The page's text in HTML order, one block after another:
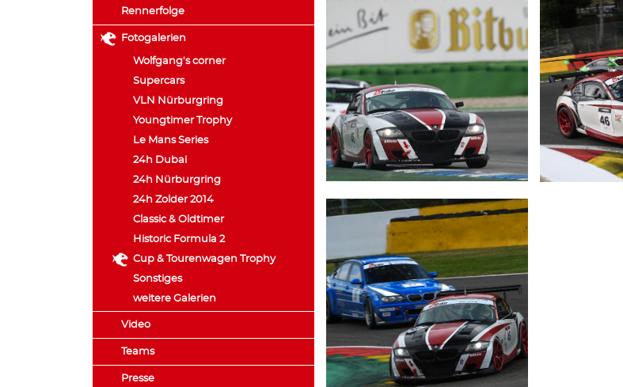
Rennerfolge
Fotogalerien
Wolfgang's corner
Supercars
VLN Nürburgring
Youngtimer Trophy
Le Mans Series
24h Dubai
24h Nürburgring
24h Zolder 2014
Classic & Oldtimer
Historic Formula 2
Cup & Tourenwagen Trophy
Sonstiges
weitere Galerien
Video
Teams
Presse